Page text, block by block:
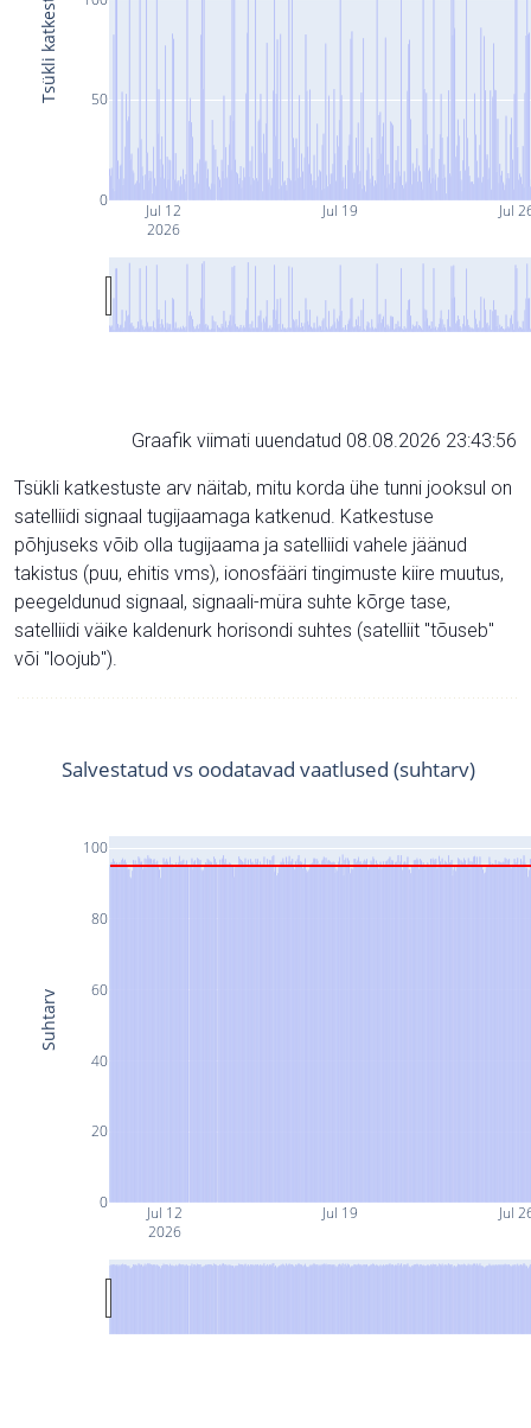
Jul 12
2026
Jul 19 Jul
0
50
Graafik viimati uuendatud 08.08.2026 23:43:56
Tsükli katkestuste arv näitab, mitu korda ühe tunni jooksul on
satelliidi signaal tugijaamaga katkenud. Katkestuse
põhjuseks võib olla tugijaama ja satelliidi vahele jäänud
takistus (puu, ehitis vms), ionosfääri tingimuste kiire muutus,
peegeldunud signaal, signaali-müra suhte kõrge tase,
satelliidi väike kaldenurk horisondi suhtes (satelliit "tõuseb"
või "loojub").
Jul 12
2026
Jul 19 Jul
0
20
40
60
80
100
Salvestatud vs oodatavad vaatlused (suhtarv)
Suhtarv